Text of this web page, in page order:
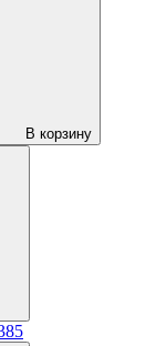
В корзину